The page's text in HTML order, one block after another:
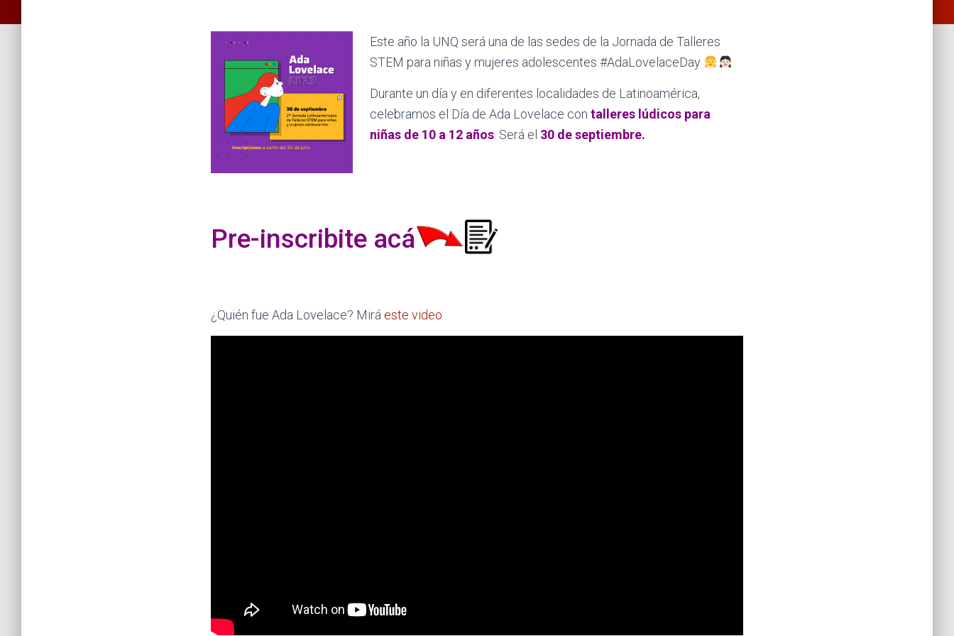
Este año la UNQ será una de las sedes de la Jornada de Talleres
STEM para niñas y mujeres adolescentes #AdaLovelaceDay
Durante un día y en diferentes localidades de Latinoamérica,
celebramos el Día de Ada Lovelace con talleres lúdicos para
niñas de 10 a 12 años . Será el 30 de septiembre.
Pre-inscribite acá
¿Quién fue Ada Lovelace? Mirá este video